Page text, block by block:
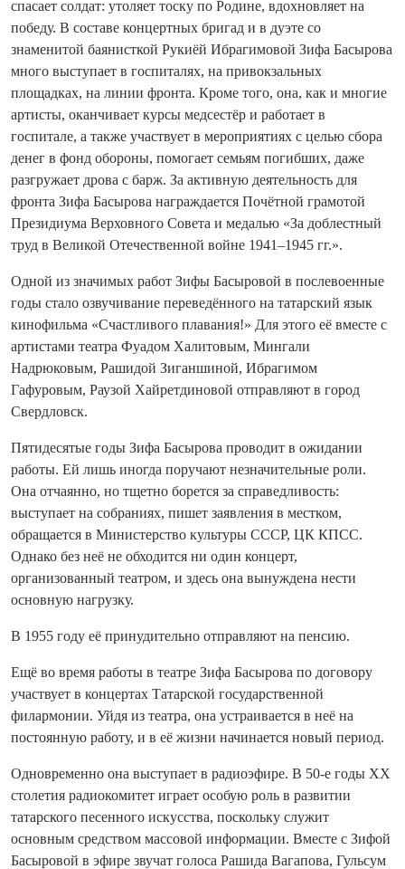
спасает солдат: утоляет тоску по Родине, вдохновляет на
победу. В составе концертных бригад и в дуэте со
знаменитой баянисткой Рукиёй Ибрагимовой Зифа Басырова
много выступает в госпиталях, на привокзальных
площадках, на линии фронта. Кроме того, она, как и многие
артисты, оканчивает курсы медсестёр и работает в
госпитале, а также участвует в мероприятиях с целью сбора
денег в фонд обороны, помогает семьям погибших, даже
разгружает дрова с барж. За активную деятельность для
фронта Зифа Басырова награждается Почётной грамотой
Президиума Верховного Совета и медалью «За доблестный
труд в Великой Отечественной войне 1941–1945 гг.».
Одной из значимых работ Зифы Басыровой в послевоенные
годы стало озвучивание переведённого на татарский язык
кинофильма «Счастливого плавания!» Для этого её вместе с
артистами театра Фуадом Халитовым, Мингали
Надрюковым, Рашидой Зиганшиной, Ибрагимом
Гафуровым, Раузой Хайретдиновой отправляют в город
Свердловск.
Пятидесятые годы Зифа Басырова проводит в ожидании
работы. Ей лишь иногда поручают незначительные роли.
Она отчаянно, но тщетно борется за справедливость:
выступает на собраниях, пишет заявления в местком,
обращается в Министерство культуры СССР, ЦК КПСС.
Однако без неё не обходится ни один концерт,
организованный театром, и здесь она вынуждена нести
основную нагрузку.
В 1955 году её принудительно отправляют на пенсию.
Ещё во время работы в театре Зифа Басырова по договору
участвует в концертах Татарской государственной
филармонии. Уйдя из театра, она устраивается в неё на
постоянную работу, и в её жизни начинается новый период.
Одновременно она выступает в радиоэфире. В 50-е годы XX
столетия радиокомитет играет особую роль в развитии
татарского песенного искусства, поскольку служит
основным средством массовой информации. Вместе с Зифой
Басыровой в эфире звучат голоса Рашида Вагапова, Гульсум